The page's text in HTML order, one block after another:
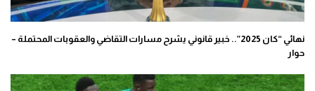
نهائي “كان 2025”.. خبير قانوني يشرح مسارات التقاضي والعقوبات المحتملة –
حوار